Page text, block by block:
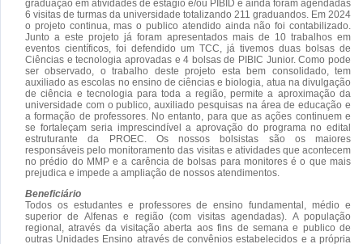
graduação em atividades de estágio e/ou PIBID e ainda foram agendadas
6 visitas de turmas da universidade totalizando 211 graduandos. Em 2024
o projeto continua, mas o publico atendido ainda não foi contabilizado.
Junto a este projeto já foram apresentados mais de 10 trabalhos em
eventos científicos, foi defendido um TCC, já tivemos duas bolsas de
Ciências e tecnologia aprovadas e 4 bolsas de PIBIC Junior. Como pode
ser observado, o trabalho deste projeto esta bem consolidado, tem
auxiliado as escolas no ensino de ciências e biologia, atua na divulgação
de ciência e tecnologia para toda a região, permite a aproximação da
universidade com o publico, auxiliado pesquisas na área de educação e
a formação de professores. No entanto, para que as ações continuem e
se fortaleçam seria imprescindível a aprovação do programa no edital
estruturante da PROEC. Os nossos bolsistas são os maiores
responsáveis pelo monitoramento das visitas e atividades que acontecem
no prédio do MMP e a carência de bolsas para monitores é o que mais
prejudica e impede a ampliação de nossos atendimentos.
Beneficiário
Todos os estudantes e professores de ensino fundamental, médio e
superior de Alfenas e região (com visitas agendadas). A população
regional, através da visitação aberta aos fins de semana e publico de
outras Unidades Ensino através de convênios estabelecidos e a própria